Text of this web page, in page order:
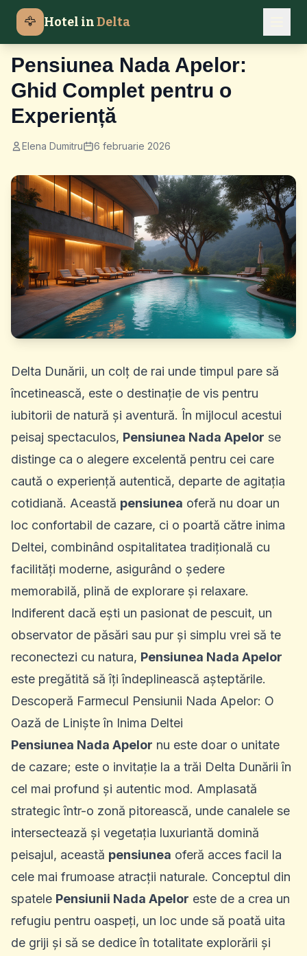
🦅 Hotel inDelta
Ghiduri Cazare Delta
Pensiunea Nada Apelor:
Ghid Complet pentru o
Experiență
Elena Dumitru 6 februarie 2026
Delta Dunării, un colț de rai unde timpul pare să
încetinească, este o destinație de vis pentru
iubitorii de natură și aventură. În mijlocul acestui
peisaj spectaculos, Pensiunea Nada Apelor se
distinge ca o alegere excelentă pentru cei care
caută o experiență autentică, departe de agitația
cotidiană. Această pensiunea oferă nu doar un
loc confortabil de cazare, ci o poartă către inima
Deltei, combinând ospitalitatea tradițională cu
facilități moderne, asigurând o ședere
memorabilă, plină de explorare și relaxare.
Indiferent dacă ești un pasionat de pescuit, un
observator de păsări sau pur și simplu vrei să te
reconectezi cu natura, Pensiunea Nada Apelor
este pregătită să îți îndeplinească așteptările.
Descoperă Farmecul Pensiunii Nada Apelor: O
Oază de Liniște în Inima Deltei
Pensiunea Nada Apelor nu este doar o unitate
de cazare; este o invitație la a trăi Delta Dunării în
cel mai profund și autentic mod. Amplasată
strategic într-o zonă pitorească, unde canalele se
intersectează și vegetația luxuriantă domină
peisajul, această pensiunea oferă acces facil la
cele mai frumoase atracții naturale. Conceptul din
spatele Pensiunii Nada Apelor este de a crea un
refugiu pentru oaspeți, un loc unde să poată uita
de griji și să se dedice în totalitate explorării și